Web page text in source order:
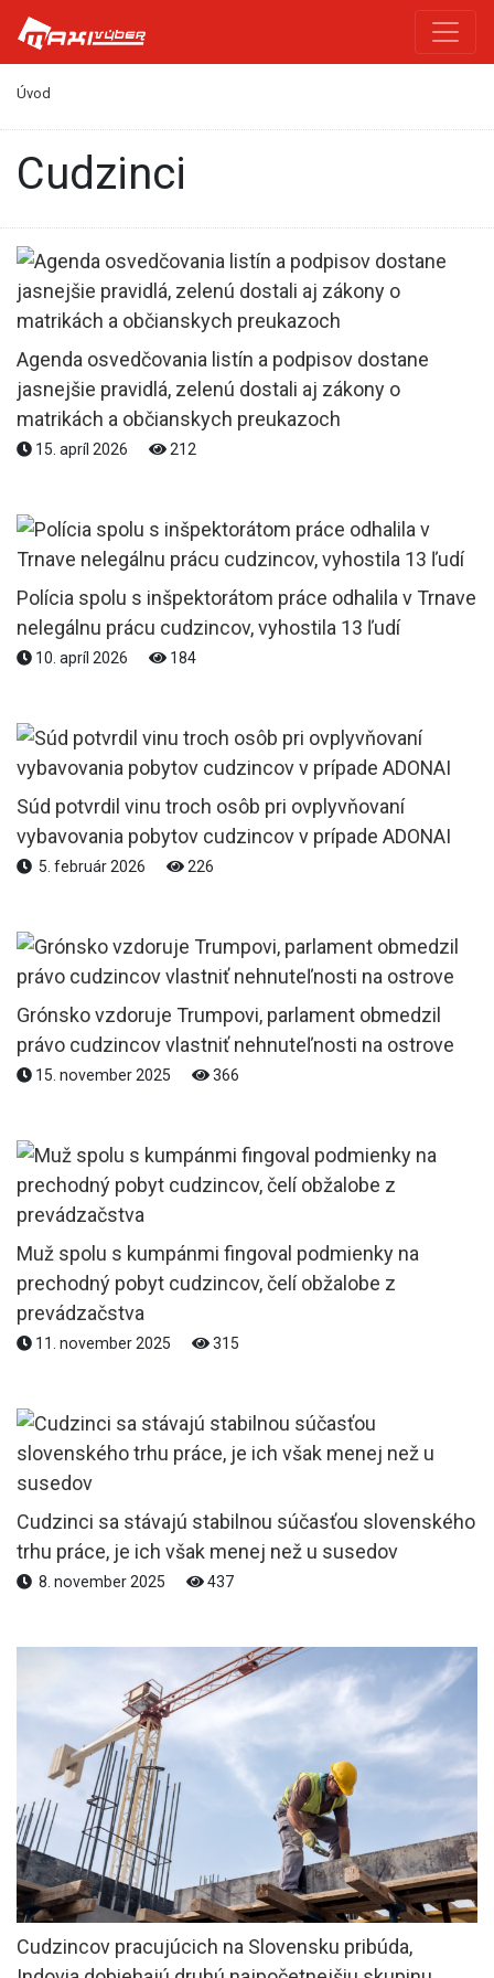
Úvod
cudzinci
Agenda osvedčovania listín a podpisov dostane
jasnejšie pravidlá, zelenú dostali aj zákony o
matrikách a občianskych preukazoch
15. apríl 2026 212
Polícia spolu s inšpektorátom práce odhalila v Trnave
nelegálnu prácu cudzincov, vyhostila 13 ľudí
10. apríl 2026 184
Súd potvrdil vinu troch osôb pri ovplyvňovaní
vybavovania pobytov cudzincov v prípade ADONAI
5. február 2026 226
Grónsko vzdoruje Trumpovi, parlament obmedzil
právo cudzincov vlastniť nehnuteľnosti na ostrove
15. november 2025 366
Muž spolu s kumpánmi fingoval podmienky na
prechodný pobyt cudzincov, čelí obžalobe z
prevádzačstva
11. november 2025 315
Cudzinci sa stávajú stabilnou súčasťou slovenského
trhu práce, je ich však menej než u susedov
8. november 2025 437
Cudzincov pracujúcich na Slovensku pribúda,